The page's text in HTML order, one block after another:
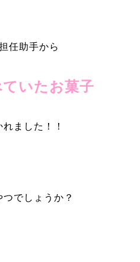
任助手から
いたお菓子
ました！！
でしょうか？